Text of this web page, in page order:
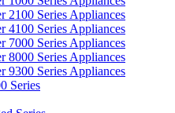
2100 Series Appliances
4100 Series Appliances
7000 Series Appliances
8000 Series Appliances
9300 Series Appliances
Series